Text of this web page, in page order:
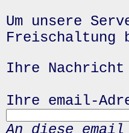
Um unsere
Freischaltung
Ihre Nachricht
Ihre email-